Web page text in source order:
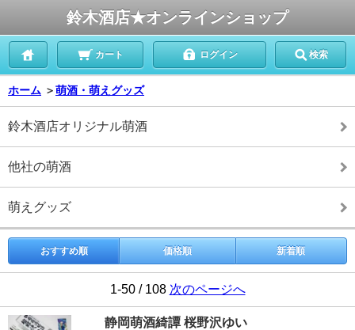
鈴木酒店★オンラインショップ
カート ログイン 検索
ホーム ＞萌酒・萌えグッズ
鈴木酒店オリジナル萌酒
他社の萌酒
萌えグッズ
おすすめ順 価格順 新着順
1-50 / 108 次のページへ
静岡萌酒綺譚 桜野沢ゆい